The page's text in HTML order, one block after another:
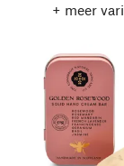
+ meer